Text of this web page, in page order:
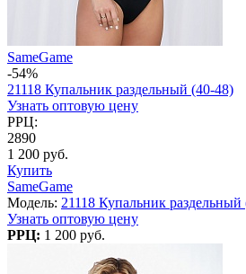
SameGame
-54%
21118 Купальник раздельный (40-48)
Узнать оптовую цену
РРЦ:
2890
1 200 руб.
Купить
SameGame
Модель: 21118 Купальник раздельный
Узнать оптовую цену
РРЦ: 1 200 руб.